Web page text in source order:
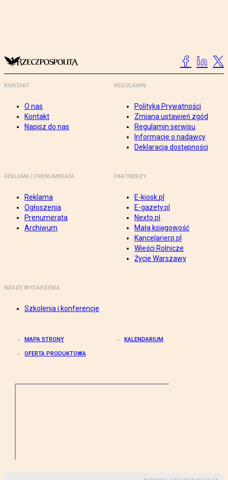
KONTAKT
O nas
Kontakt
Napisz do nas
REGULAMIN
Polityka Prywatności
Zmiana ustawień zgód
Regulamin serwisu
Informacje o nadawcy
Deklaracja dostępności
REKLAMA I PRENUMERATA
Reklama
Ogłoszenia
Prenumerata
Archiwum
PARTNERZY
E-kiosk.pl
E-gazety.pl
Nexto.pl
Mała księgowość
Kancelarierp.pl
Wieści Rolnicze
Życie Warszawy
NASZE WYDARZENIA
Szkolenia i konferencje
MAPA STRONY KALENDARIUM
OFERTA PRODUKTOWA